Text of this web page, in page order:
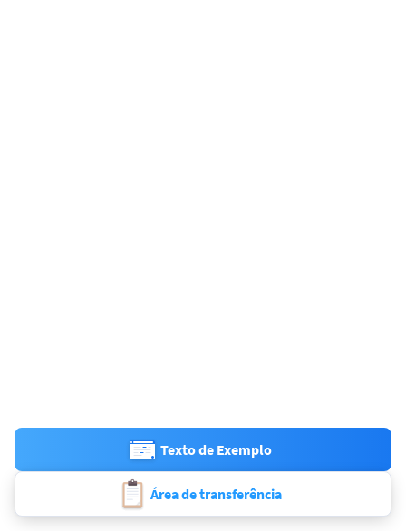
Texto de Exemplo
Área de transferência